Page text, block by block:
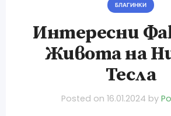
БЛАГИНКИ
Интересни
Живота на
Тесла
Posted on 16.01.2024 by